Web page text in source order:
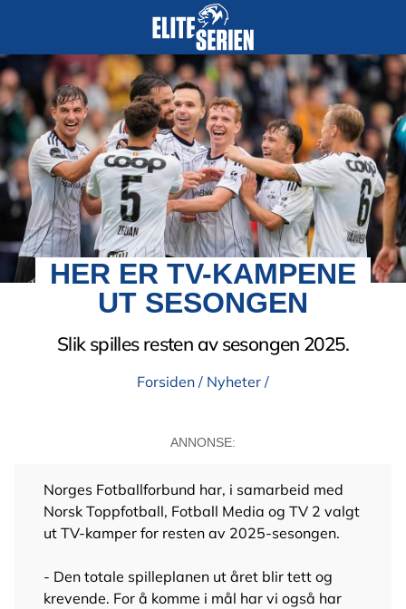
HER ER TV-KAMPENE
UT SESONGEN
Slik spilles resten av sesongen 2025.
Forsiden / Nyheter /
ANNONSE:
Norges Fotballforbund har, i samarbeid med
Norsk Toppfotball, Fotball Media og TV 2 valgt
ut TV-kamper for resten av 2025-sesongen.
- Den totale spilleplanen ut året blir tett og
krevende. For å komme i mål har vi også har